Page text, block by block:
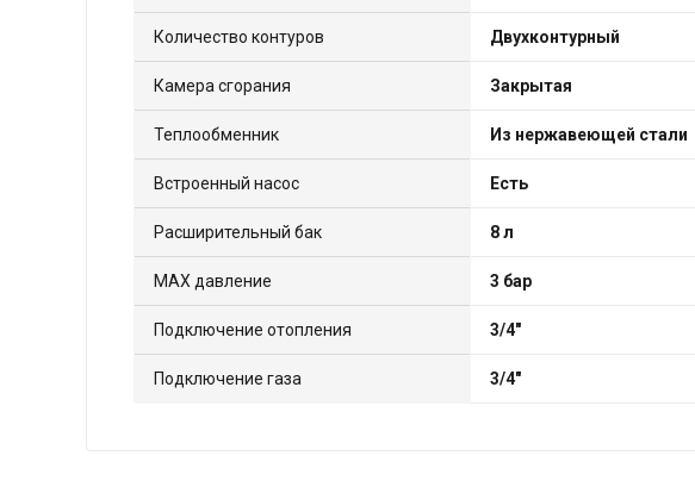
Количество контуров Двухконтурный
Камера сгорания Закрытая
Теплообменник Из нержавеющей стали
Встроенный насос Есть
Расширительный бак 8 л
МАХ давление 3 бар
Подключение отопления 3/4"
Подключение газа 3/4"